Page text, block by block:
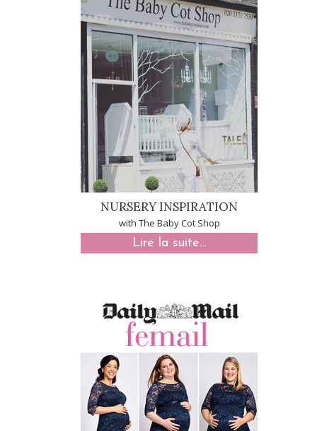
NURSERY INSPIRATION
with The Baby Cot Shop
Lire la suite...